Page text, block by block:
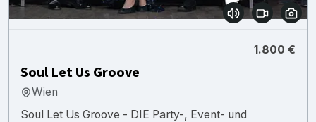
1.800 €
Soul Let Us Groove
Wien
Soul Let Us Groove - DIE Party-, Event- und